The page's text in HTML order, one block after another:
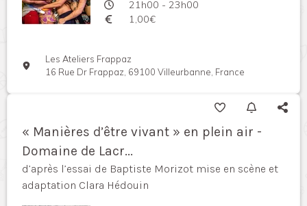
21h00 - 23h00
1,00€
Les Ateliers Frappaz
16 Rue Dr Frappaz, 69100 Villeurbanne, France
« Manières d’être vivant » en plein air -
Domaine de Lacr...
d’après l’essai de Baptiste Morizot mise en scène et
adaptation Clara Hédouin